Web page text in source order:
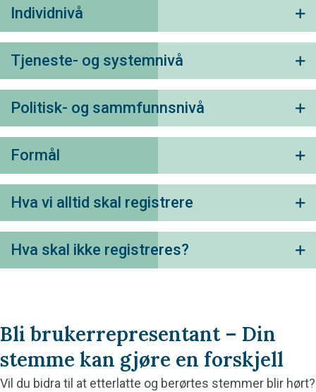
Individnivå
Tjeneste- og systemnivå
Politisk- og sammfunnsnivå
Formål
Hva vi alltid skal registrere
Hva skal ikke registreres?
Bli brukerrepresentant – Din
stemme kan gjøre en forskjell
Vil du bidra til at etterlatte og berørtes stemmer blir hørt?